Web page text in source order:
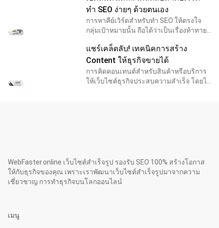
ทำ SEO ง่ายๆ ด้วยตนเอง
การหาคีย์เวิร์ดสำหรับทำ SEO ให้ตรงใจ
กลุ่มเป้าหมายนั้น ถือได้ว่าเป็นเรื่องท้าทาย
หมายแต่ละคนก็มักจะมีคีย์เวิร์ดหรือคำใน
ใจสำ
แชร์เคล็ดลับ! เทคนิคการสร้าง
Content ให้ธุรกิจขายได้
การคิดคอนเทนต์สำหรับสินค้าหรือบริการ
ให้เว็บไซต์ธุรกิจประสบความสำเร็จ โดยไม่
WebFaster.online เว็บไซต์สำเร็จรูป รองรับ SEO 100% สร้างโอกาส
ให้กับธุรกิจของคุณ เพราะเราพัฒนาเว็บไซต์สำเร็จรูปมาจากความ
เชี่ยวชาญ การทำธุรกิจบนโลกออนไลน์
เมนู